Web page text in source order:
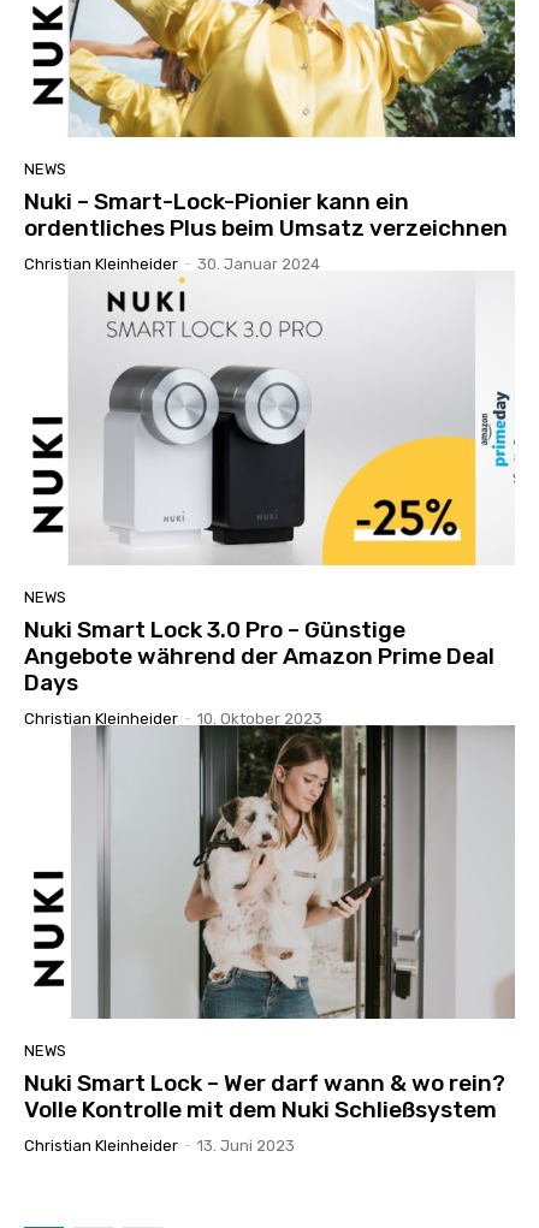
NEWS
Nuki – Smart-Lock-Pionier kann ein
ordentliches Plus beim Umsatz verzeichnen
Christian Kleinheider - 30. Januar 2024
NEWS
Nuki Smart Lock 3.0 Pro – Günstige
Angebote während der Amazon Prime Deal
Days
Christian Kleinheider - 10. Oktober 2023
NEWS
Nuki Smart Lock – Wer darf wann & wo rein?
Volle Kontrolle mit dem Nuki Schließsystem
Christian Kleinheider - 13. Juni 2023